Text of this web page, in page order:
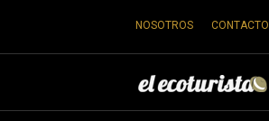
NOSOTROS CONTACTO